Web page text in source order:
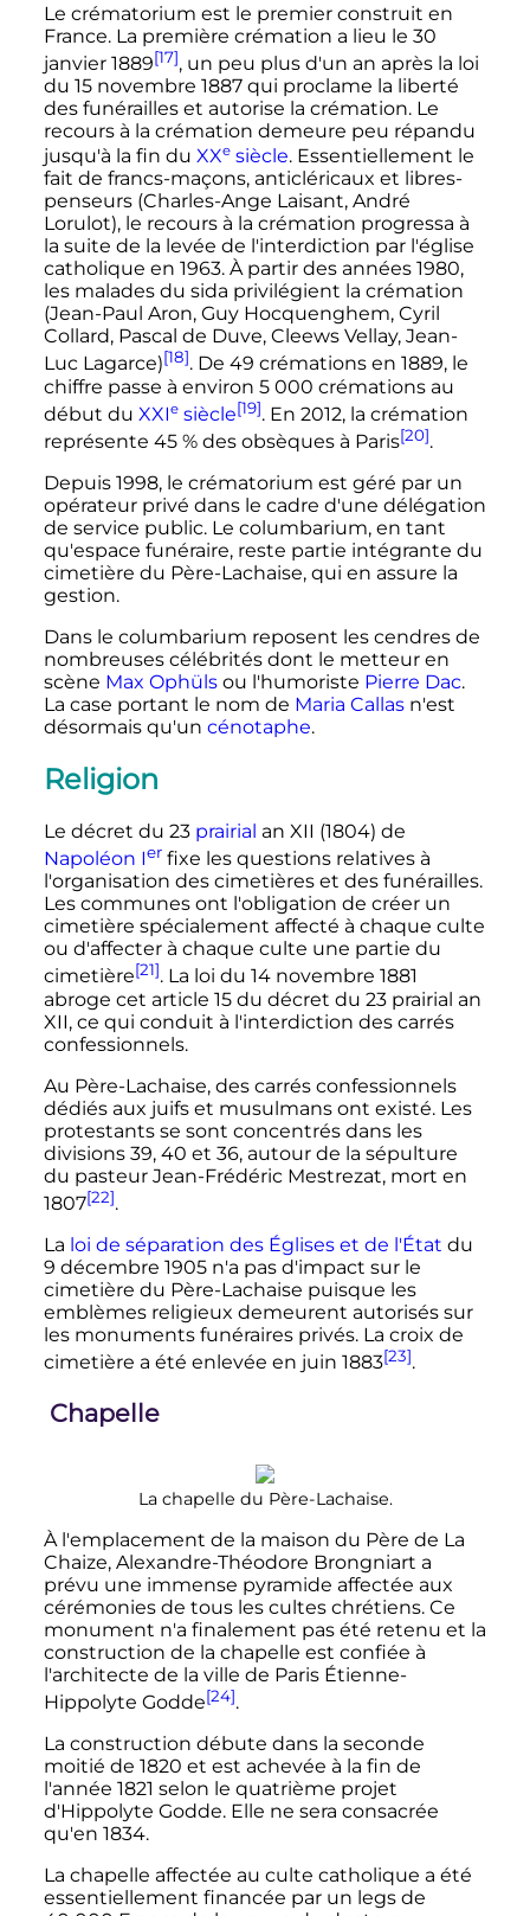
Le crématorium est le premier construit en
France. La première crémation a lieu le 30
janvier 1889[17], un peu plus d'un an après la loi
du 15 novembre 1887qui proclame la liberté
des funérailles et autorise la crémation. Le
recours à la crémation demeure peu répandu
jusqu'à la fin du XXesiècle. Essentiellement le
fait de francs-maçons, anticléricaux et libres-
penseurs (Charles-Ange Laisant, André
Lorulot), le recours à la crémation progressa à
la suite de la levée de l'interdiction par l'église
catholique en 1963. À partir des années 1980,
les malades du sida privilégient la crémation
(Jean-Paul Aron, Guy Hocquenghem, Cyril
Collard, Pascal de Duve, Cleews Vellay, Jean-
Luc Lagarce)[18]. De 49 crémationsen 1889, le
chiffre passe à environ 5 000 crémationsau
début du XXIesiècle[19]. En 2012, la crémation
représente 45 % des obsèques à Paris[20].
Depuis 1998, le crématorium est géré par un
opérateur privé dans le cadre d'une délégation
de service public. Le columbarium, en tant
qu'espace funéraire, reste partie intégrante du
cimetière du Père-Lachaise, qui en assure la
gestion.
Dans le columbarium reposent les cendres de
nombreuses célébrités dont le metteur en
scène Max Ophülsou l'humoriste Pierre Dac.
La case portant le nom de Maria Callasn'est
désormais qu'un cénotaphe.
Religion
Le décret du 23 prairial an XII (1804) de
Napoléon Ier fixe les questions relatives à
l'organisation des cimetières et des funérailles.
Les communes ont l'obligation de créer un
cimetière spécialement affecté à chaque culte
ou d'affecter à chaque culte une partie du
cimetière[21]. La loi du 14 novembre 1881
abroge cet article 15du décret du 23 prairial an
XII, ce qui conduit à l'interdiction des carrés
confessionnels.
Au Père-Lachaise, des carrés confessionnels
dédiés aux juifs et musulmans ont existé. Les
protestants se sont concentrés dans les
divisions 39, 40 et 36, autour de la sépulture
du pasteur Jean-Frédéric Mestrezat, mort en
1807[22].
La loi de séparation des Églises et de l'État du
9 décembre 1905n'a pas d'impact sur le
cimetière du Père-Lachaise puisque les
emblèmes religieux demeurent autorisés sur
les monuments funéraires privés. La croix de
cimetière a été enlevée en juin 1883[23].
Chapelle
La chapelle du Père-Lachaise.
À l'emplacement de la maison du Père de La
Chaize, Alexandre-Théodore Brongniart a
prévu une immense pyramide affectée aux
cérémonies de tous les cultes chrétiens. Ce
monument n'a finalement pas été retenu et la
construction de la chapelle est confiée à
l'architecte de la ville de Paris Étienne-
Hippolyte Godde[24].
La construction débute dans la seconde
moitié de 1820 et est achevée à la fin de
l'année 1821 selon le quatrième projet
d'Hippolyte Godde. Elle ne sera consacrée
qu'en 1834.
La chapelle affectée au culte catholique a été
essentiellement financée par un legs de